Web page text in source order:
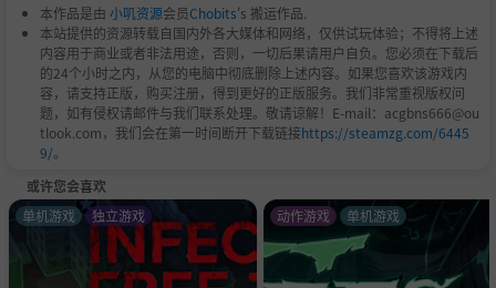
本作品是由 小叽资源会员Chobits's 搬运作品.
本站提供的资源转载自国内外各大媒体和网络，仅供试玩体验；不得将上述
内容用于商业或者非法用途，否则，一切后果请用户自负。您必须在下载后
的24个小时之内，从您的电脑中彻底删除上述内容。如果您喜欢该游戏内
容，请支持正版，购买注册，得到更好的正版服务。我们非常重视版权问
题，如有侵权请邮件与我们联系处理。敬请谅解！E-mail：acgbns666@ou
tlook.com，我们会在第一时间断开下载链接https://steamzg.com/6445
9/。
或许您会喜欢
单机游戏 独立游戏 动作游戏 单机游戏